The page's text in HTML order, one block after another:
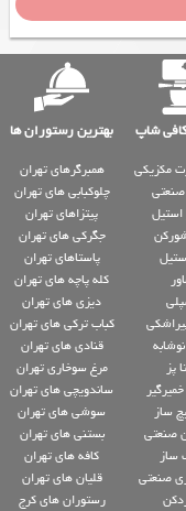
شاپ بهترین رستوران ها
مکزیکی
استیل
پز
ساز
صنعتی
ساز
صنعتی
همبرگرهای تهران
چلوکبابی های تهران
پیتزاهای تهران
جگرکی های تهران
پاستاهای تهران
کله پاچه های تهران
دیزی های تهران
کباب ترکی های تهران
قنادی های تهران
مرغ سوخاری تهران
ساندویچی های تهران
سوشی های تهران
بستنی های تهران
کافه های تهران
قلیان های تهران
رستوران های کرج